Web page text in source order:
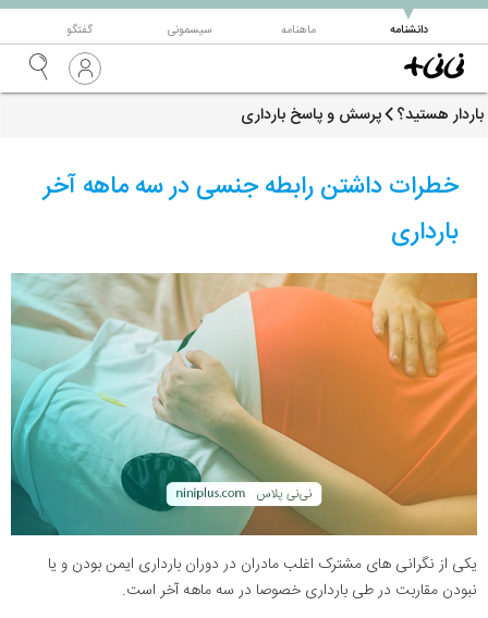
دانشنامه
▼ ماهنامه سیسمونی گفتگو
باردار هستید؟ پرسش و پاسخ بارداری
خطرات داشتن رابطه جنسی در سه ماهه آخر
بارداری
یکی از نگرانی های مشترک اغلب مادران در دوران بارداری ایمن بودن و یا
نبودن مقاربت در طی بارداری خصوصا در سه ماهه آخر است.